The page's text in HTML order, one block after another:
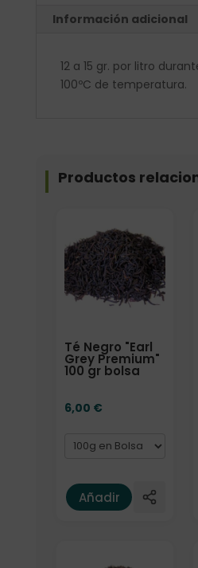
Información adicional
12 a 15 gr. por litro
100ºC de temperatura.
Productos
Té Negro "Earl
Grey Premium"
100 gr bolsa
6,00 €
Añadir